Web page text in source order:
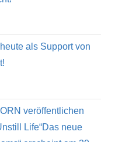
als Support von
veröffentlichen
Life“Das neue